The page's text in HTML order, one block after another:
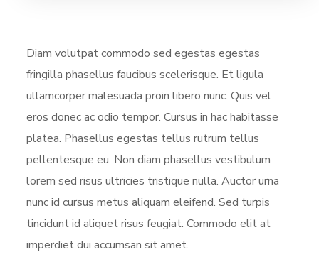
Diam volutpat commodo sed egestas egestas
fringilla phasellus faucibus scelerisque. Et ligula
ullamcorper malesuada proin libero nunc. Quis vel
eros donec ac odio tempor. Cursus in hac habitasse
platea. Phasellus egestas tellus rutrum tellus
pellentesque eu. Non diam phasellus vestibulum
lorem sed risus ultricies tristique nulla. Auctor urna
nunc id cursus metus aliquam eleifend. Sed turpis
tincidunt id aliquet risus feugiat. Commodo elit at
imperdiet dui accumsan sit amet.